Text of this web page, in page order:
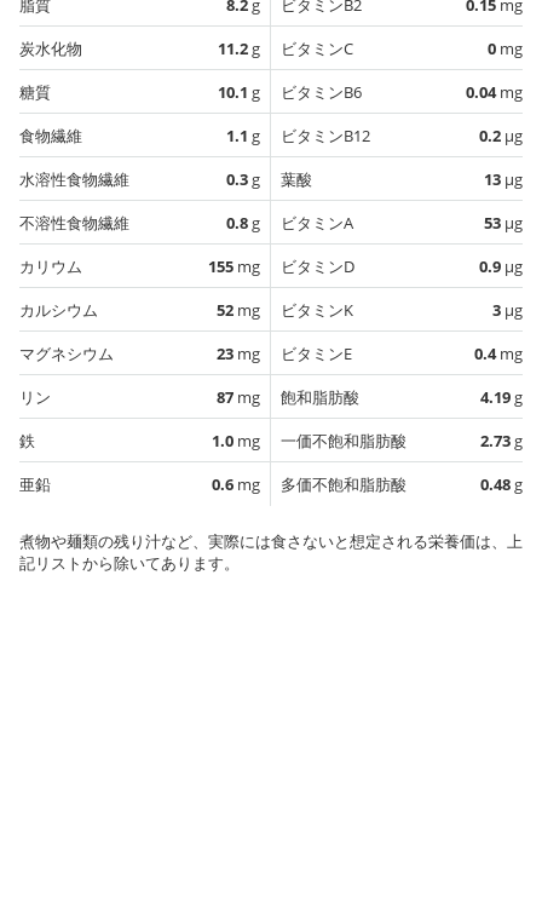
脂質 8.2g
炭水化物
11.2g
糖質
10.1 g
食物繊維
1.1 g
水溶性食物繊維
0.3g
不溶性食物繊維
0.8g
カリウム
155 mg
カルシウム
52 mg
マグネシウム
23 mg
リン
87 mg
鉄
1.0 mg
亜鉛
0.6 mg
ビタミンB2 0.15 mg
ビタミンC
0 mg
ビタミンB6
0.04mg
ビタミンB12
0.2 µg
葉酸
13 µg
ビタミンA
53 µg
ビタミンD
0.9 µg
ビタミンK
3 µg
ビタミンE
0.4mg
飽和脂肪酸
4.19g
一価不飽和脂肪酸
2.73g
多価不飽和脂肪酸
0.48g
煮物や麺類の残り汁など、実際には食さないと想定される栄養価は、上
記リストから除いてあります。